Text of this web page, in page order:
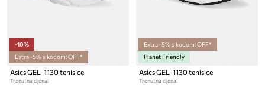
-10%
Extra -5% s kodom: OFF*
Asics GEL-1130 tenisice
Trenutna cijena:
Extra -5% s kodom: OFF*
Planet Friendly
Asics GEL-1130 tenisice
Trenutna cijena: